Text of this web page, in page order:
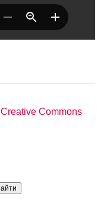
Creative Commons